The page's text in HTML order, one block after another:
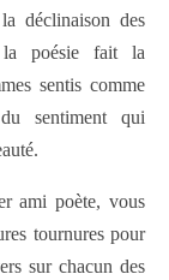
déclinaison des
la poésie fait la
sentis comme
sentiment qui
ami poète, vous
tournures pour
sur chacun des